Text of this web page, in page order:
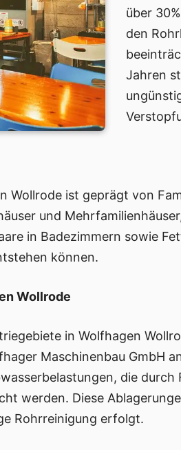
über
den
Jahren
Wollrode ist geprägt von
und
in Badezimmern sowie
können.
Wollrode
in Wolfhagen
Maschinenbau GmbH
die
werden. Diese
Rohrreinigung erfolgt.